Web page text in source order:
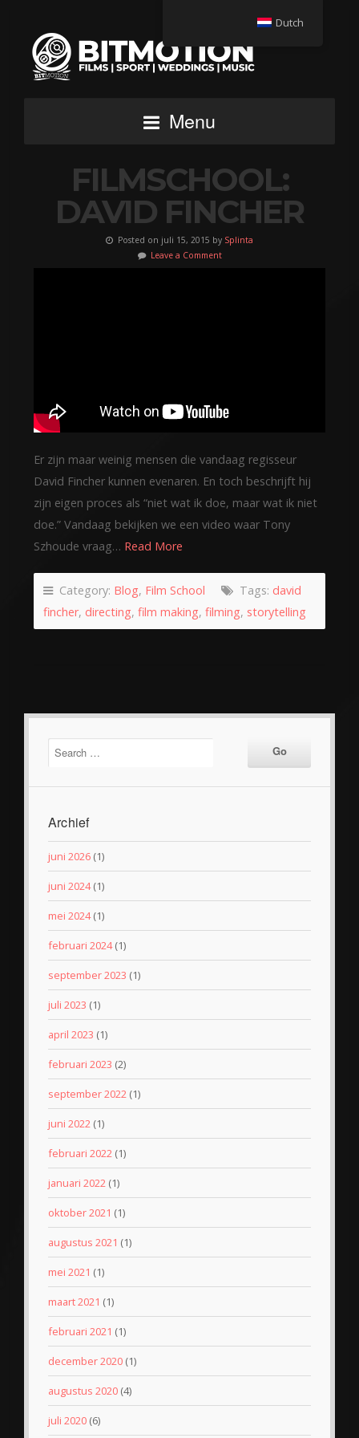
Menu
FILMSCHOOL:
DAVID FINCHER
Posted on juli 15, 2015 by Splinta
Leave a Comment
Er zijn maar weinig mensen die vandaag regisseur
David Fincher kunnen evenaren. En toch beschrijft hij
zijn eigen proces als “niet wat ik doe, maar wat ik niet
doe.” Vandaag bekijken we een video waar Tony
Szhoude vraag… Read More
Category: Blog, Film School Tags: david
fincher, directing, film making, filming, storytelling
Archief
juni 2026 (1)
juni 2024(1)
mei 2024(1)
februari 2024(1)
september 2023 (1)
juli 2023 (1)
april 2023 (1)
februari 2023 (2)
september 2022 (1)
juni 2022 (1)
februari 2022 (1)
januari 2022 (1)
oktober 2021 (1)
augustus 2021 (1)
mei 2021 (1)
maart 2021 (1)
februari 2021 (1)
december 2020 (1)
augustus 2020 (4)
juli 2020 (6)
Dutch